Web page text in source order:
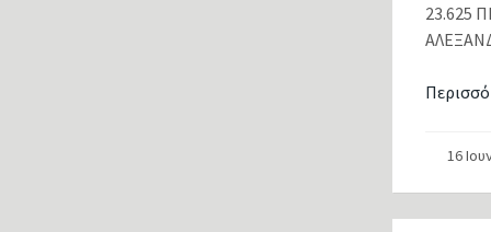
23.625
16